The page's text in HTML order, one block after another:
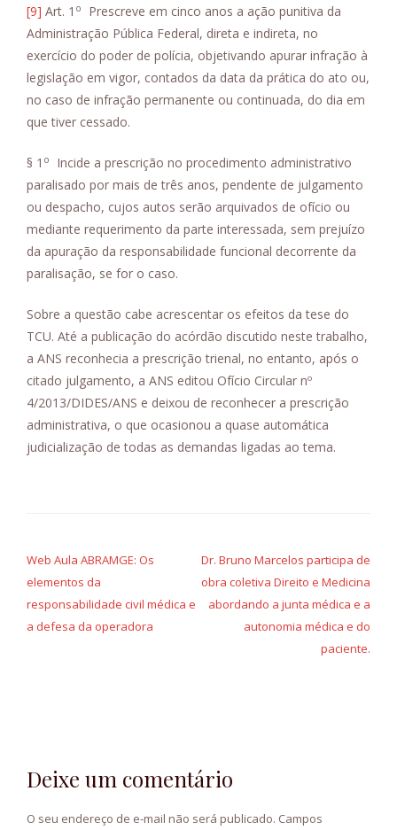
[9] Art. 1 o
Prescreve em cinco anos a ação punitiva da
Administração Pública Federal, direta e indireta, no
exercício do poder de polícia, objetivando apurar infração à
legislação em vigor, contados da data da prática do ato ou,
no caso de infração permanente ou continuada, do dia em
que tiver cessado.
§ 1 o
Incide a prescrição no procedimento administrativo
paralisado por mais de três anos, pendente de julgamento
ou despacho, cujos autos serão arquivados de ofício ou
mediante requerimento da parte interessada, sem prejuízo
da apuração da responsabilidade funcional decorrente da
paralisação, se for o caso.
Sobre a questão cabe acrescentar os efeitos da tese do
TCU. Até a publicação do acórdão discutido neste trabalho,
a ANS reconhecia a prescrição trienal, no entanto, após o
citado julgamento, a ANS editou Ofício Circular nº
4/2013/DIDES/ANS e deixou de reconhecer a prescrição
administrativa, o que ocasionou a quase automática
judicialização de todas as demandas ligadas ao tema.
de
Post
Web Aula ABRAMGE: Os
elementos da
responsabilidade civil médica e
a defesa da operadora
Dr. Bruno Marcelos participa de
obra coletiva Direito e Medicina
abordando a junta médica e a
autonomia médica e do
paciente.
Deixe um comentário
O seu endereço de e-mail não será publicado. Campos